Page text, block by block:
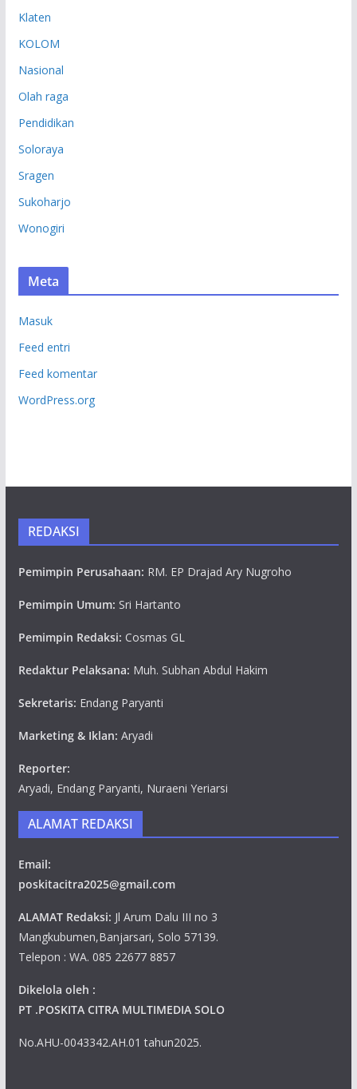
Klaten
KOLOM
Nasional
Olah raga
Pendidikan
Soloraya
Sragen
Sukoharjo
Wonogiri
Meta
Masuk
Feed entri
Feed komentar
WordPress.org
REDAKSI
Pemimpin Perusahaan: RM. EP Drajad Ary Nugroho
Pemimpin Umum: Sri Hartanto
Pemimpin Redaksi: Cosmas GL
Redaktur Pelaksana: Muh. Subhan Abdul Hakim
Sekretaris: Endang Paryanti
Marketing & Iklan: Aryadi
Reporter:
Aryadi, Endang Paryanti, Nuraeni Yeriarsi
ALAMAT REDAKSI
Email:
poskitacitra2025@gmail.com
ALAMAT Redaksi: Jl Arum Dalu III no 3
Mangkubumen,Banjarsari, Solo 57139.
Telepon : WA. 085 22677 8857
Dikelola oleh :
PT .POSKITA CITRA MULTIMEDIA SOLO
No.AHU-0043342.AH.01 tahun2025.